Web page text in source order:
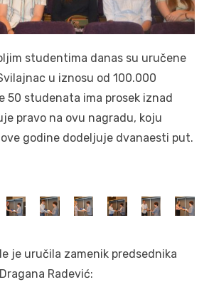
studentima danas su uručene
u iznosu od 100.000
50 studenata ima prosek iznad
pravo na ovu nagradu, koju
godine dodeljuje dvanaesti put.
je uručila zamenik predsednika
Radević: